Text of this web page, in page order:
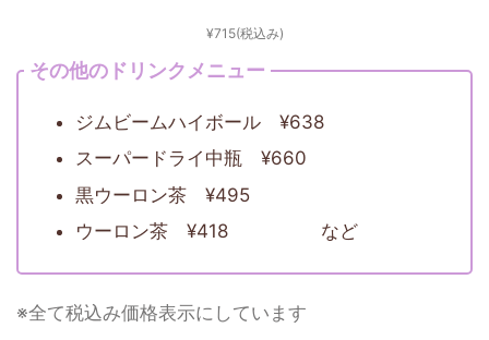
¥715(税込み)
その他のドリンクメニュー
ジムビームハイボール ¥638
スーパードライ中瓶 ¥660
黒ウーロン茶 ¥495
ウーロン茶 ¥418 など
※全て税込み価格表示にしています